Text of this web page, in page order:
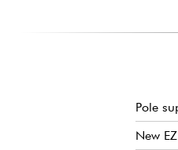
Pole
New